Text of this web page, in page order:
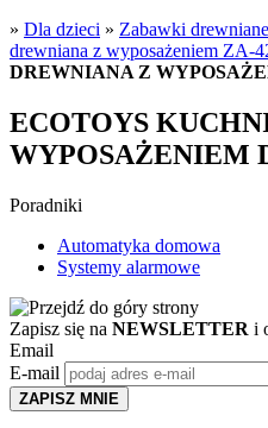
» Dla dzieci » Zabawki drewniane
drewniana z wyposażeniem ZA-
DREWNIANA Z
ECOTOYS
WYPOSAŻENIEM
Poradniki
Automatyka domowa
Systemy alarmowe
Zapisz się na NEWSLETTER i
Email
E-mail
ZAPISZ MNIE